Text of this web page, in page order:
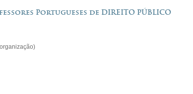
Portugueses de DIREITO PÚBLICO